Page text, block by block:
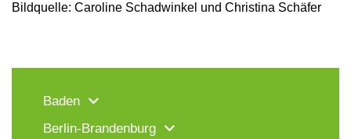
Bildquelle: Caroline Schadwinkel und Christina Schäfer
Baden
Berlin-Brandenburg